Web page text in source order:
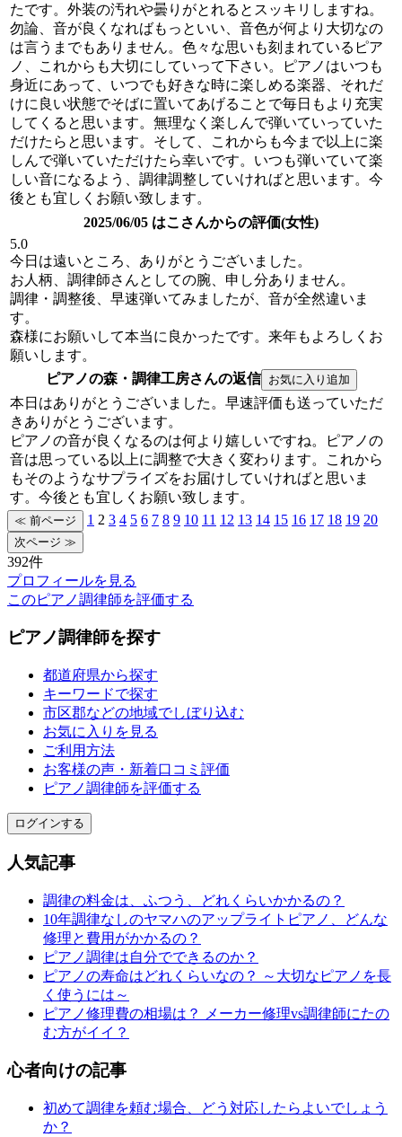
たです。外装の汚れや曇りがとれるとスッキリしますね。
勿論、音が良くなればもっといい、音色が何より大切なの
は言うまでもありません。色々な思いも刻まれているピア
ノ、これからも大切にしていって下さい。ピアノはいつも
身近にあって、いつでも好きな時に楽しめる楽器、それだ
けに良い状態でそばに置いてあげることで毎日もより充実
してくると思います。無理なく楽しんで弾いていっていた
だけたらと思います。そして、これからも今まで以上に楽
しんで弾いていただけたら幸いです。いつも弾いていて楽
しい音になるよう、調律調整していければと思います。今
後とも宜しくお願い致します。
2025/06/05 はこさんからの評価(女性)
5.0
今日は遠いところ、ありがとうございました。
お人柄、調律師さんとしての腕、申し分ありません。
調律・調整後、早速弾いてみましたが、音が全然違いま
す。
森様にお願いして本当に良かったです。来年もよろしくお
願いします。
ピアノの森・調律工房さんの返信
本日はありがとうございました。早速評価も送っていただ
きありがとうございます。
ピアノの音が良くなるのは何より嬉しいですね。ピアノの
音は思っている以上に調整で大きく変わります。これから
もそのようなサプライズをお届けしていければと思いま
す。今後とも宜しくお願い致します。
1 2 3 4 5 6 7 8 9 10 11 12 13 14 15 16 17 18 19 20
392件
プロフィールを見る
このピアノ調律師を評価する
ピアノ調律師を探す
都道府県から探す
キーワードで探す
市区郡などの地域でしぼり込む
お気に入りを見る
ご利用方法
お客様の声・新着口コミ評価
ピアノ調律師を評価する
ログインする
人気記事
調律の料金は、ふつう、どれくらいかかるの？
10年調律なしのヤマハのアップライトピアノ、どんな
修理と費用がかかるの？
ピアノ調律は自分でできるのか？
ピアノの寿命はどれくらいなの？ ～大切なピアノを長
く使うには～
ピアノ修理費の相場は？ メーカー修理vs調律師にたの
む方がイイ？
心者向けの記事
初めて調律を頼む場合、どう対応したらよいでしょう
か？